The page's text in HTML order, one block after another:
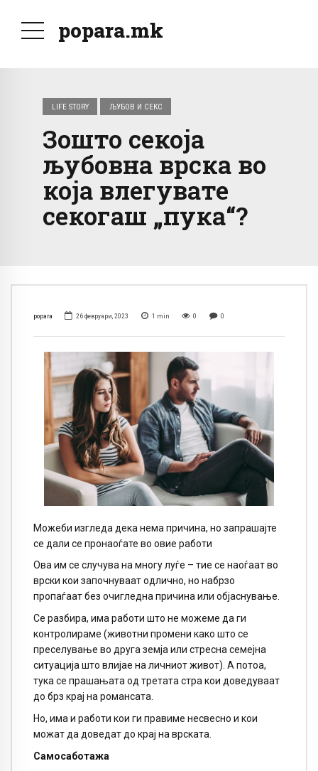
popara.mk
LIFE STORY ЉУБОВ И СЕКС
Зошто секоја
љубовна врска во
која влегувате
секогаш „пука“?
popara 26 февруари, 2023 1 min 0 0
Можеби изгледа дека нема причина, но запрашајте
се дали се пронаоѓате во овие работи
Ова им се случува на многу луѓе – тие се наоѓаат во
врски кои започнуваат одлично, но набрзо
пропаѓаат без очигледна причина или објаснување.
Се разбира, има работи што не можеме да ги
контролираме (животни промени како што се
преселување во друга земја или стресна семејна
ситуација што влијае на личниот живот). А потоа,
тука се прашањата од третата стра кои доведуваат
до брз крај на романсата.
Но, има и работи кои ги правиме несвесно и кои
можат да доведат до крај на врската.
Самосаботажа